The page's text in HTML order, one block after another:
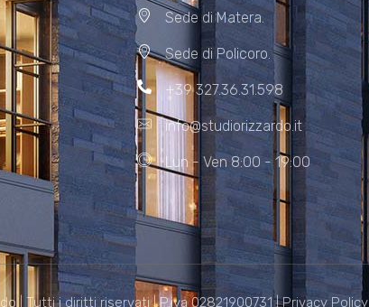
Sede di Matera.
Sede di Policoro.
+39 327.36.31.598
info@studiorizzardo.it
Lun - Ven 8:00 - 19:00
| Tutti i diritti riservati | P.iva 02821900731 |Privacy Policy